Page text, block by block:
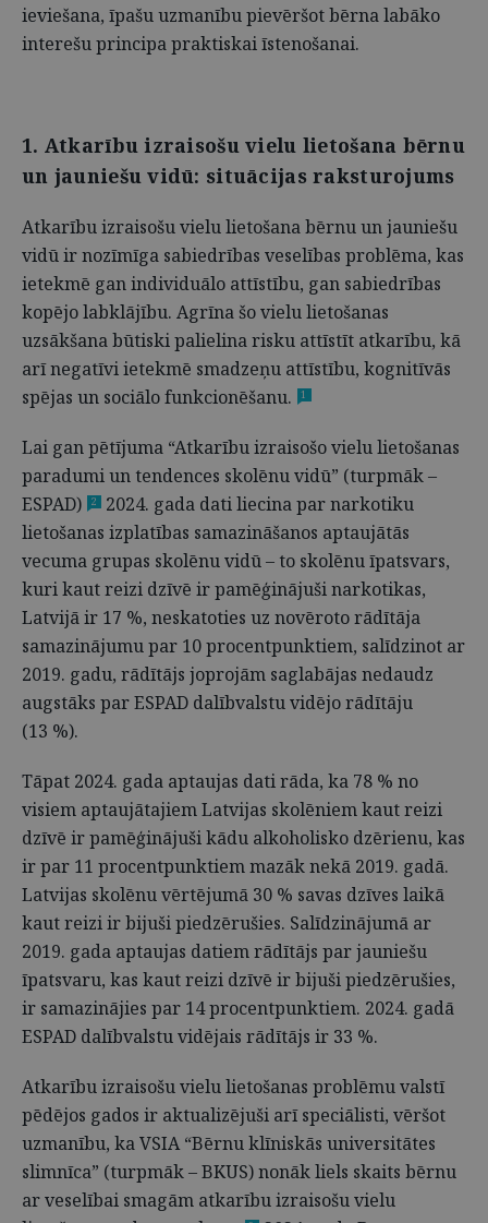
ieviešana, īpašu uzmanību pievēršot bērna labāko
interešu principa praktiskai īstenošanai.
1. Atkarību izraisošu vielu lietošana bērnu
un jauniešu vidū: situācijas raksturojums
Atkarību izraisošu vielu lietošana bērnu un jauniešu
vidū ir nozīmīga sabiedrības veselības problēma, kas
ietekmē gan individuālo attīstību, gan sabiedrības
kopējo labklājību. Agrīna šo vielu lietošanas
uzsākšana būtiski palielina risku attīstīt atkarību, kā
arī negatīvi ietekmē smadzeņu attīstību, kognitīvās
spējas un sociālo funkcionēšanu.
1
Lai gan pētījuma “Atkarību izraisošo vielu lietošanas
paradumi un tendences skolēnu vidū” (turpmāk –
ESPAD)
2
2024. gada dati liecina par narkotiku
lietošanas izplatības samazināšanos aptaujātās
vecuma grupas skolēnu vidū – to skolēnu īpatsvars,
kuri kaut reizi dzīvē ir pamēģinājuši narkotikas,
Latvijā ir 17 %, neskatoties uz novēroto rādītāja
samazinājumu par 10 procentpunktiem, salīdzinot ar
2019. gadu, rādītājs joprojām saglabājas nedaudz
augstāks par ESPAD dalībvalstu vidējo rādītāju
(13 %).
Tāpat 2024. gada aptaujas dati rāda, ka 78 % no
visiem aptaujātajiem Latvijas skolēniem kaut reizi
dzīvē ir pamēģinājuši kādu alkoholisko dzērienu, kas
ir par 11 procentpunktiem mazāk nekā 2019. gadā.
Latvijas skolēnu vērtējumā 30 % savas dzīves laikā
kaut reizi ir bijuši piedzērušies. Salīdzinājumā ar
2019. gada aptaujas datiem rādītājs par jauniešu
īpatsvaru, kas kaut reizi dzīvē ir bijuši piedzērušies,
ir samazinājies par 14 procentpunktiem. 2024. gadā
ESPAD dalībvalstu vidējais rādītājs ir 33 %.
Atkarību izraisošu vielu lietošanas problēmu valstī
pēdējos gados ir aktualizējuši arī speciālisti, vēršot
uzmanību, ka VSIA “Bērnu klīniskās universitātes
slimnīca” (turpmāk – BKUS) nonāk liels skaits bērnu
ar veselībai smagām atkarību izraisošu vielu